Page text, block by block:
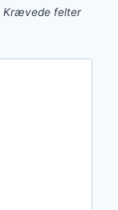
Krævede felter